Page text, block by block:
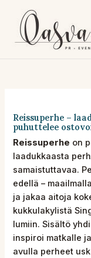
sisältöön
Reissuperhe –
puhuttelee
Reissuperhe on
laadukkaasta
samaistuttavaa.
edellä –
ja jakaa aitoja
kukkulakylistä
lumiin. Sisältö
inspiroi matkalle
avulla perheet